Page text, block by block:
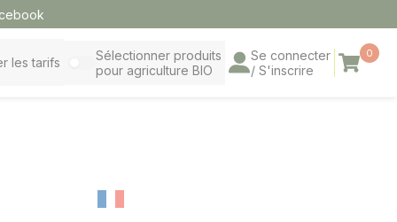
les tarifs
Sélectionner produits
pour agriculture BIO
Se connecter
/ S'inscrire
0
Panier